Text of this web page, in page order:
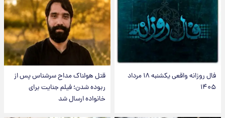
فال روزانه واقعی یکشنبه ۱۸ مرداد
۱۴۰۵
قتل هولناک مداح سرشناس پس از
ربوده شدن؛ فیلم جنایت برای
خانواده ارسال شد